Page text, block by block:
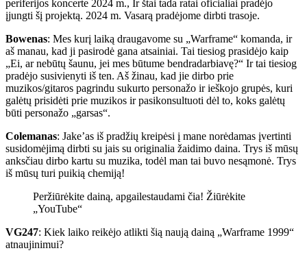
periferijos koncerte 2024 m., Ir štai tada ratai oficialiai pradėjo
įjungti šį projektą. 2024 m. Vasarą pradėjome dirbti trasoje.
Bowenas: Mes kurį laiką draugavome su „Warframe“ komanda, ir
aš manau, kad ji pasirodė gana atsainiai. Tai tiesiog prasidėjo kaip
„Ei, ar nebūtų šaunu, jei mes būtume bendradarbiavę?“ Ir tai tiesiog
pradėjo susivienyti iš ten. Aš žinau, kad jie dirbo prie
muzikos/gitaros pagrindu sukurto personažo ir ieškojo grupės, kuri
galėtų prisidėti prie muzikos ir pasikonsultuoti dėl to, koks galėtų
būti personažo „garsas“.
Colemanas: Jake’as iš pradžių kreipėsi į mane norėdamas įvertinti
susidomėjimą dirbti su jais su originalia žaidimo daina. Trys iš mūsų
anksčiau dirbo kartu su muzika, todėl man tai buvo nesąmonė. Trys
iš mūsų turi puikią chemiją!
Peržiūrėkite dainą, apgailestaudami čia! Žiūrėkite
„YouTube“
VG247: Kiek laiko reikėjo atlikti šią naują dainą „Warframe 1999“
atnaujinimui?